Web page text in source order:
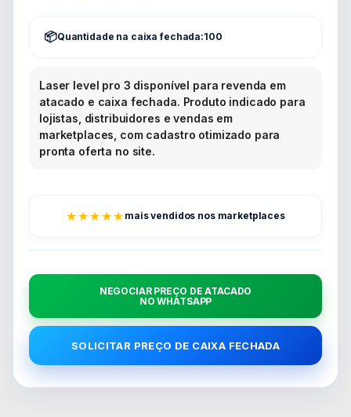
Quantidade na caixa fechada:100
Laser level pro 3 disponível para revenda em
atacado e caixa fechada. Produto indicado para
lojistas, distribuidores e vendas em
marketplaces, com cadastro otimizado para
pronta oferta no site.
★★★★★ mais vendidos nos marketplaces
NEGOCIAR PREÇO DE ATACADO
NO WHATSAPP
SOLICITAR PREÇO DE CAIXA FECHADA